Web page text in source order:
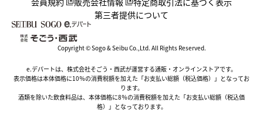
第三者提供について
Copyright © Sogo & Seibu Co.,Ltd. All Rights Reserved.
e.デパートは、株式会社そごう・西武が運営する通販・オンラインストアです。
表示価格は本体価格に10％の消費税額を加えた「お支払い総額（税込価格）」となってお
ります。
酒類を除いた飲食料品は、本体価格に8％の消費税額を加えた「お支払い総額（税込価
格）」となっております。